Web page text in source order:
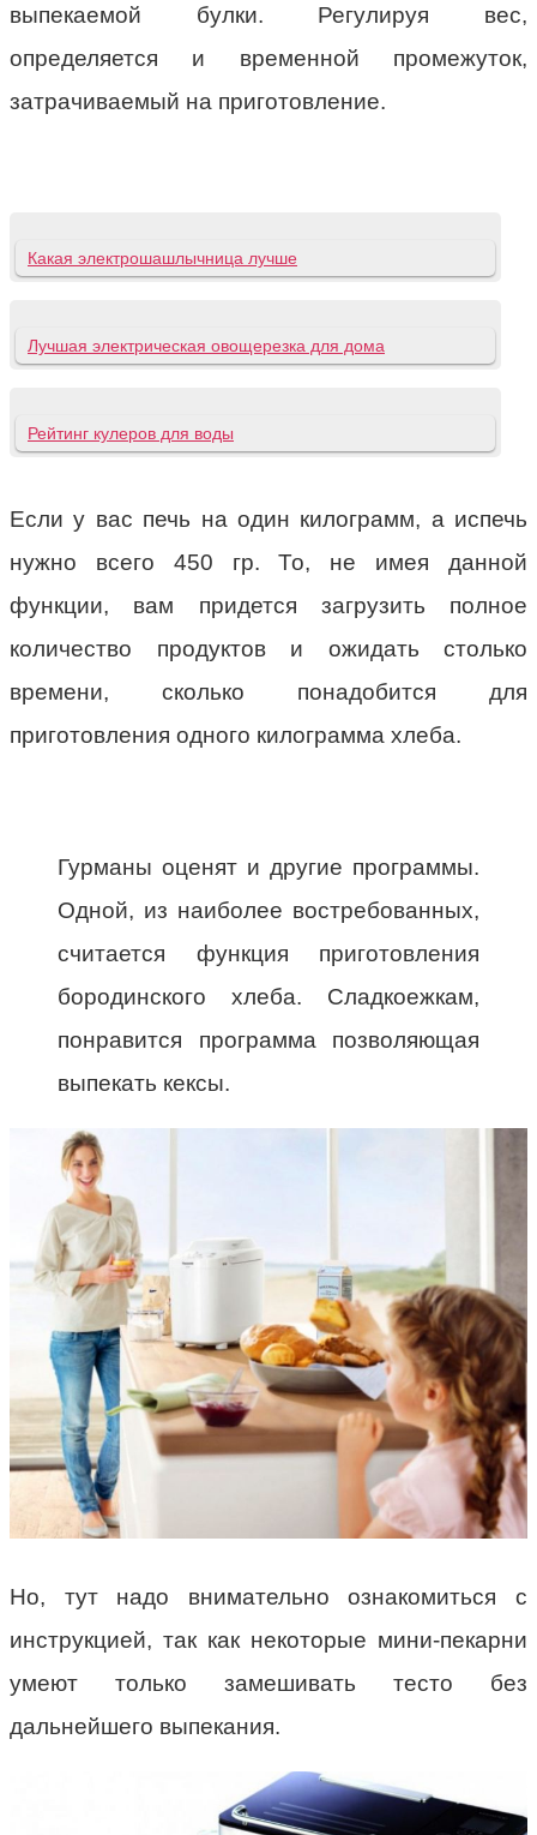
выпекаемой булки. Регулируя вес,
определяется и временной промежуток,
затрачиваемый на приготовление.
Какая электрошашлычница лучше
Лучшая электрическая овощерезка для дома
Рейтинг кулеров для воды
Если у вас печь на один килограмм, а испечь
нужно всего 450 гр. То, не имея данной
функции, вам придется загрузить полное
количество продуктов и ожидать столько
времени, сколько понадобится для
приготовления одного килограмма хлеба.
Гурманы оценят и другие программы.
Одной, из наиболее востребованных,
считается функция приготовления
бородинского хлеба. Сладкоежкам,
понравится программа позволяющая
выпекать кексы.
Но, тут надо внимательно ознакомиться с
инструкцией, так как некоторые мини-пекарни
умеют только замешивать тесто без
дальнейшего выпекания.